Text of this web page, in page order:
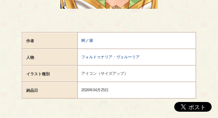
作者 桐ノ瀬
人物 フォルトゥナリア・ヴェルーリア
イラスト種別 アイコン（サイズアップ）
納品日 2026年04月25日